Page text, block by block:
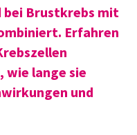
bei Brustkrebs mit
Erfahren
wie lange sie
und